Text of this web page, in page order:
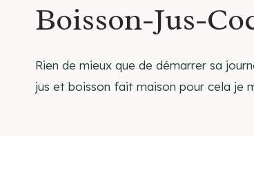
Boisson-Jus-
Rien de mieux que de démarrer sa
jus et boisson fait maison pour cela je